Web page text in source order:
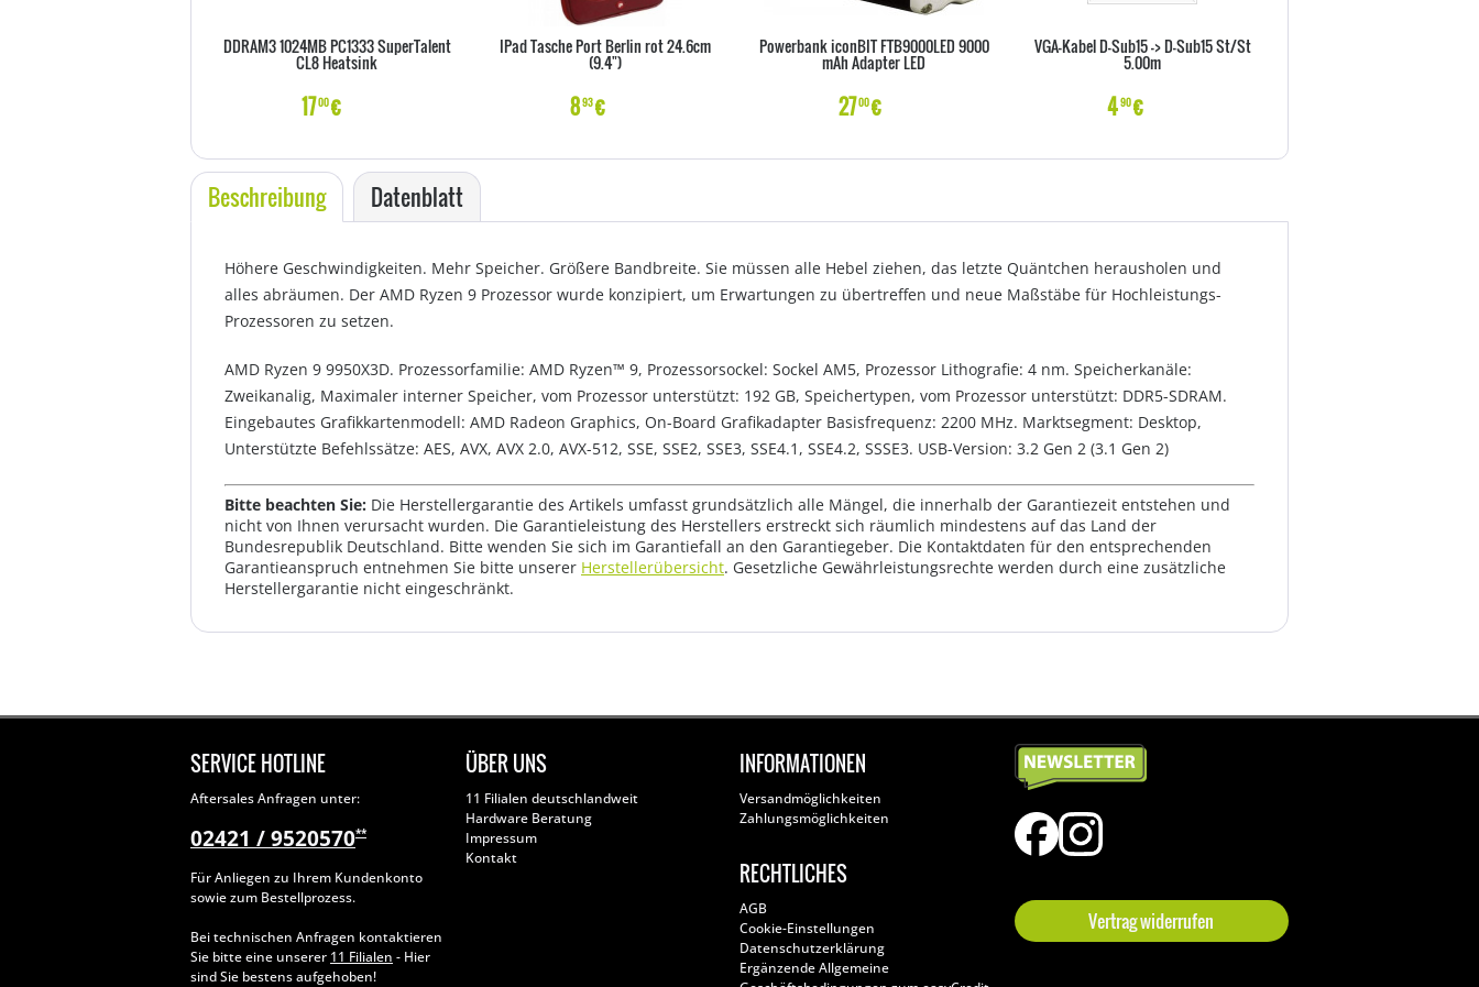
DDRAM3 1024MB PC1333 SuperTalent
CL8 Heatsink
1700€
IPad Tasche Port Berlin rot 24.6cm
(9.4")
893€
Powerbank iconBIT FTB9000LED 9000
mAh Adapter LED
2700€
VGA-Kabel D-Sub15 -> D-Sub15 St/St
5.00m
490€
Beschreibung Datenblatt
Höhere Geschwindigkeiten. Mehr Speicher. Größere Bandbreite. Sie müssen alle Hebel ziehen, das letzte Quäntchen herausholen und
alles abräumen. Der AMD Ryzen 9 Prozessor wurde konzipiert, um Erwartungen zu übertreffen und neue Maßstäbe für Hochleistungs-
Prozessoren zu setzen.
AMD Ryzen 9 9950X3D. Prozessorfamilie: AMD Ryzen™ 9, Prozessorsockel: Sockel AM5, Prozessor Lithografie: 4 nm. Speicherkanäle:
Zweikanalig, Maximaler interner Speicher, vom Prozessor unterstützt: 192 GB, Speichertypen, vom Prozessor unterstützt: DDR5-SDRAM.
Eingebautes Grafikkartenmodell: AMD Radeon Graphics, On-Board Grafikadapter Basisfrequenz: 2200 MHz. Marktsegment: Desktop,
Unterstützte Befehlssätze: AES, AVX, AVX 2.0, AVX-512, SSE, SSE2, SSE3, SSE4.1, SSE4.2, SSSE3. USB-Version: 3.2 Gen 2 (3.1 Gen 2)
Bitte beachten Sie: Die Herstellergarantie des Artikels umfasst grundsätzlich alle Mängel, die innerhalb der Garantiezeit entstehen und
nicht von Ihnen verursacht wurden. Die Garantieleistung des Herstellers erstreckt sich räumlich mindestens auf das Land der
Bundesrepublik Deutschland. Bitte wenden Sie sich im Garantiefall an den Garantiegeber. Die Kontaktdaten für den entsprechenden
Garantieanspruch entnehmen Sie bitte unserer Herstellerübersicht. Gesetzliche Gewährleistungsrechte werden durch eine zusätzliche
Herstellergarantie nicht eingeschränkt.
SERVICE HOTLINE
Aftersales Anfragen unter:
02421 / 9520570**
Für Anliegen zu Ihrem Kundenkonto
sowie zum Bestellprozess.
Bei technischen Anfragen kontaktieren
Sie bitte eine unserer 11 Filialen - Hier
sind Sie bestens aufgehoben!
ÜBER UNS
11 Filialen deutschlandweit
Hardware Beratung
Impressum
Kontakt
INFORMATIONEN
Versandmöglichkeiten
Zahlungsmöglichkeiten
RECHTLICHES
AGB
Cookie-Einstellungen
Datenschutzerklärung
Ergänzende Allgemeine
Vertrag widerrufen